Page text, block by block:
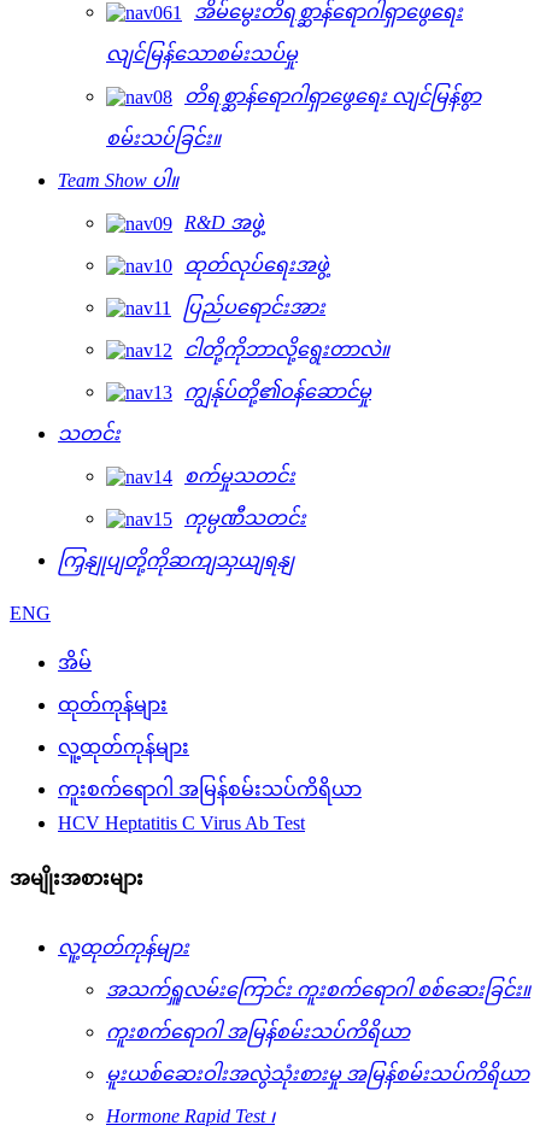
အိမ်မွေးတိရစ္ဆာန်ရောဂါရှာဖွေရေး
လျင်မြန်သောစမ်းသပ်မှု
တိရစ္ဆာန်ရောဂါရှာဖွေရေး လျင်မြန်စွာ
စမ်းသပ်ခြင်း။
Team Show ပါ။
R&D အဖွဲ့
ထုတ်လုပ်ရေးအဖွဲ့
ပြည်ပရောင်းအား
ငါတို့ကိုဘာလို့ရွေးတာလဲ။
ကျွန်ုပ်တို့၏ဝန်ဆောင်မှု
သတင်း
စက်မှုသတင်း
ကုမ္ပဏီသတင်း
ကြှနျုပျတို့ကိုဆကျသှယျရနျ
ENG
အိမ်
ထုတ်ကုန်များ
လူ့ထုတ်ကုန်များ
ကူးစက်ရောဂါ အမြန်စမ်းသပ်ကိရိယာ
HCV Heptatitis C Virus Ab Test
အမျိုးအစားများ
လူ့ထုတ်ကုန်များ
အသက်ရှူလမ်းကြောင်း ကူးစက်ရောဂါ စစ်ဆေးခြင်း။
ကူးစက်ရောဂါ အမြန်စမ်းသပ်ကိရိယာ
မူးယစ်ဆေးဝါးအလွဲသုံးစားမှု အမြန်စမ်းသပ်ကိရိယာ
Hormone Rapid Test ၊